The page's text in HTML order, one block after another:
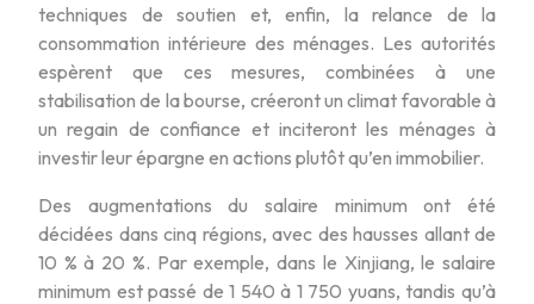
techniques de soutien et, enfin, la relance de la
consommation intérieure des ménages. Les autorités
espèrent que ces mesures, combinées à une
stabilisation de la bourse, créeront un climat favorable à
un regain de confiance et inciteront les ménages à
investir leur épargne en actions plutôt qu’en immobilier.
Des augmentations du salaire minimum ont été
décidées dans cinq régions, avec des hausses allant de
10 % à 20 %. Par exemple, dans le Xinjiang, le salaire
minimum est passé de 1 540 à 1 750 yuans, tandis qu’à